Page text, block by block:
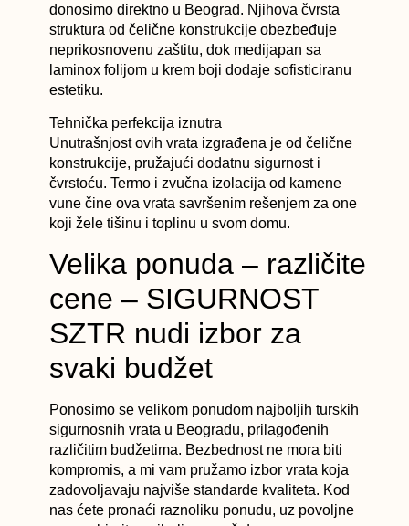
donosimo direktno u Beograd. Njihova čvrsta
struktura od čelične konstrukcije obezbeđuje
neprikosnovenu zaštitu, dok medijapan sa
laminox folijom u krem boji dodaje sofisticiranu
estetiku.
Tehnička perfekcija iznutra
Unutrašnjost ovih vrata izgrađena je od čelične
konstrukcije, pružajući dodatnu sigurnost i
čvrstoću. Termo i zvučna izolacija od kamene
vune čine ova vrata savršenim rešenjem za one
koji žele tišinu i toplinu u svom domu.
Velika ponuda – različite
cene – SIGURNOST
SZTR nudi izbor za
svaki budžet
Ponosimo se velikom ponudom najboljih turskih
sigurnosnih vrata u Beogradu, prilagođenih
različitim budžetima. Bezbednost ne mora biti
kompromis, a mi vam pružamo izbor vrata koja
zadovoljavaju najviše standarde kvaliteta. Kod
nas ćete pronaći raznoliku ponudu, uz povoljne